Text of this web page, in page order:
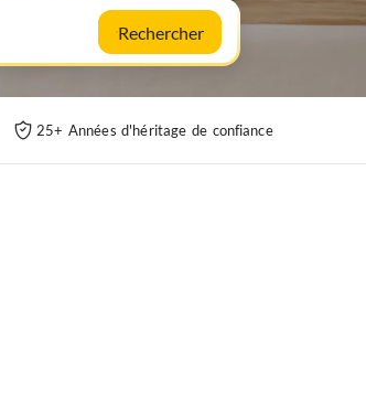
Rechercher
25+ Années d'héritage de confiance